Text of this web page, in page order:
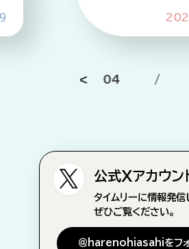
05 /
公式Xアカウン
タイムリーに情報発信
ぜひご覧ください。
＠harenohiasahiをフ